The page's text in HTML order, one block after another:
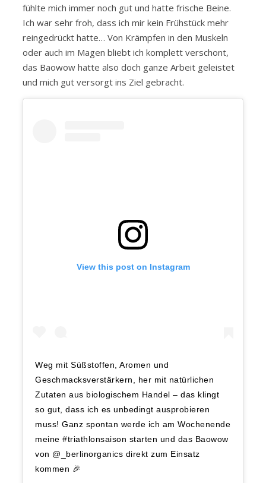
fühlte mich immer noch gut und hatte frische Beine.
Ich war sehr froh, dass ich mir kein Frühstück mehr
reingedrückt hatte… Von Krämpfen in den Muskeln
oder auch im Magen bliebt ich komplett verschont,
das Baowow hatte also doch ganze Arbeit geleistet
und mich gut versorgt ins Ziel gebracht.
View this post on Instagram
Weg mit Süßstoffen, Aromen und
Geschmacksverstärkern, her mit natürlichen
Zutaten aus biologischem Handel – das klingt
so gut, dass ich es unbedingt ausprobieren
muss! Ganz spontan werde ich am Wochenende
meine #triathlonsaison starten und das Baowow
von @_berlinorganics direkt zum Einsatz
kommen 🎉